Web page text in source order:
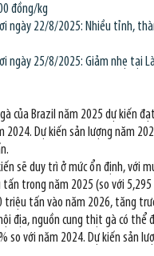
đồng/kg
ngày 22/8/2025: Nhiều tỉnh,
ngày 25/8/2025: Giảm nhẹ tại
của Brazil năm 2025 dự kiến
2024. Dự kiến sản lượng năm
sẽ duy trì ở mức ổn định, với
trong năm 2025 (so với
triệu tấn vào năm 2026, tăng
địa, nguồn cung thịt gà có
so với năm 2024. Dự kiến sản